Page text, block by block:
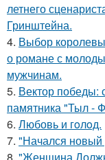
летнего
Гринштейна.
4. Выбор
о романе с
мужчинам.
5. Вектор победы:
памятника "Тыл -
6. Любовь и гoлoд.
7. "Начался